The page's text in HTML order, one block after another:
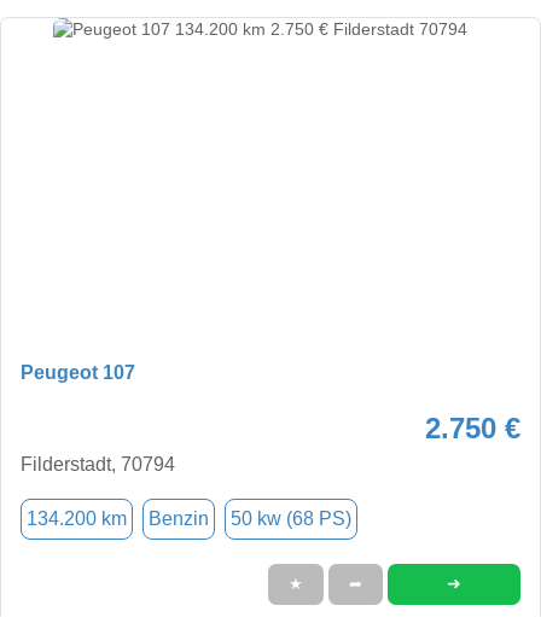
Peugeot 107
2.750 €
Filderstadt, 70794
134.200 km Benzin 50 kw (68 PS)
★ ➦ ➜